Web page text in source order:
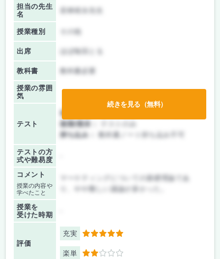
担当の先生
名
若林靖永先生
授業種別 その他
出席 ほぼ毎回とる
教科書 教科書必要
授業の雰囲
気
テスト
前期/中間：
後期/期末：
持ち込み：
教科書ノート持ち込み不可
テストの方
式や難易度
コメント
授業の内容や
学べたこと
マーケティングについての基礎理論であ
り、やや難しい議論が多かった。
授業を
受けた時期
評価
充実 5
楽単 2
続きを見る（無料）